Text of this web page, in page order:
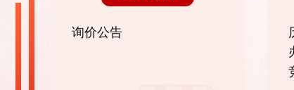
询价公告